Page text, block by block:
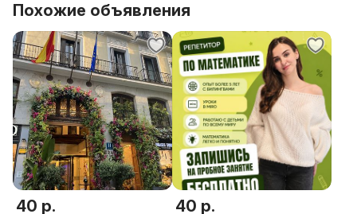
Похожие объявления
40 р. 40 р.